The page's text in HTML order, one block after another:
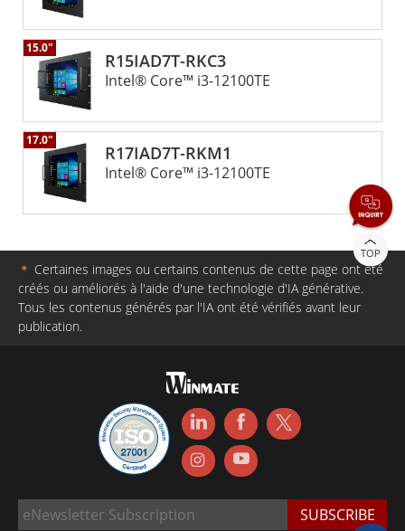
R15IAD7T-RKC3
15.0"
Intel® Core™ i3-12100TE
R17IAD7T-RKM1
17.0"
Intel® Core™ i3-12100TE
TOP
＊ Certaines images ou certains contenus de cette page ont été
créés ou améliorés à l'aide d'une technologie d'IA générative.
Tous les contenus générés par l'IA ont été vérifiés avant leur
publication.